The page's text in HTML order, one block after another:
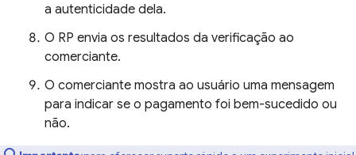
a autenticidade dela.
O RP envia os resultados da verificação ao
comerciante.
O comerciante mostra ao usuário uma mensagem
para indicar se o pagamento foi bem-sucedido ou
não.